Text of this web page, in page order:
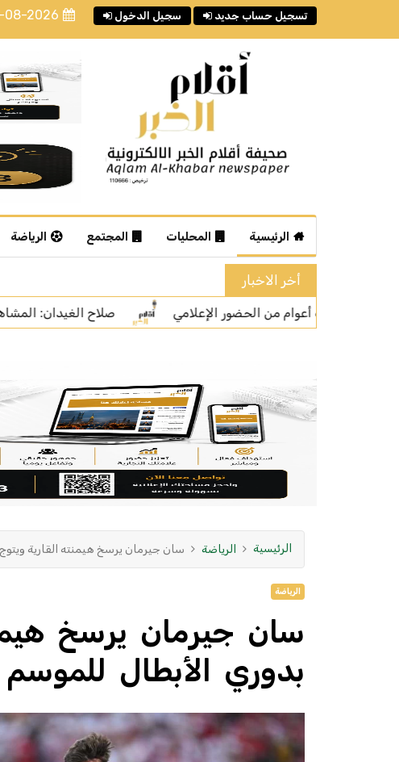
08-2026 سجيل الدخول تسجيل حساب جديد
الرئيسية المحليات المجتمع الرياضة
أخر الاخبار
صلاح الغيدان: المشاهدات ليست المعيار الوحيد لتقييم جودة
الرئيسية الرياضة سان جيرمان يرسخ هيمنته القارية ويتوج
الرياضة
سان جيرمان يرسخ
بدوري الأبطال للموسم